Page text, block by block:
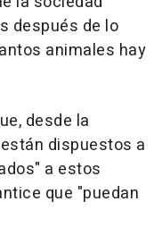
después de lo
animales hay
desde la
dispuestos a
a estos
que "puedan